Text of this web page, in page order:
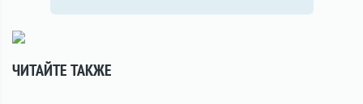
ЧИТАЙТЕ ТАКЖЕ